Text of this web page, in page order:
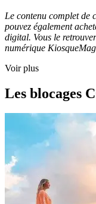
Le contenu complet de
pouvez également
digital. Vous le
numérique
Voir plus
Les blocages